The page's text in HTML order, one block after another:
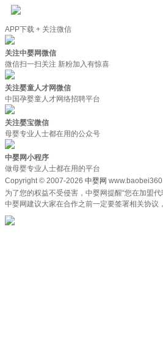
APP下载 + 关注微信
关注中婴网微信
微信扫一扫关注 新粉加入有惊喜
关注婴童人才网微信
中国孕婴童人才网络招聘平台
关注婴宝微信
母婴专业人士都在用的公众号
中婴网小程序
做母婴专业人士都在用的平台
Copyright © 2007-2026 中婴网
为了您的权益不受侵害，中婴网提醒“您在加盟
中婴网建议大家在合作之前一定要签署相关协议